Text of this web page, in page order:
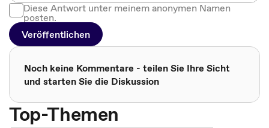
Diese Antwort unter meinem anonymen Namen
posten.
Veröffentlichen
Noch keine Kommentare - teilen Sie Ihre Sicht
und starten Sie die Diskussion
Top-Themen